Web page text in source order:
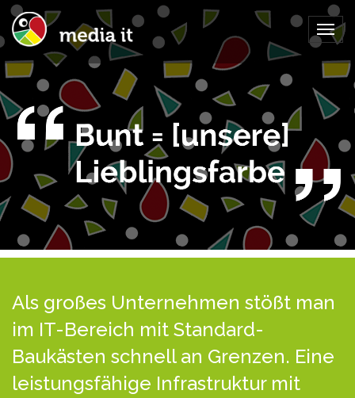
Als großes Unternehmen stößt man
im IT-Bereich mit Standard-
Baukästen schnell an Grenzen. Eine
leistungsfähige Infrastruktur mit